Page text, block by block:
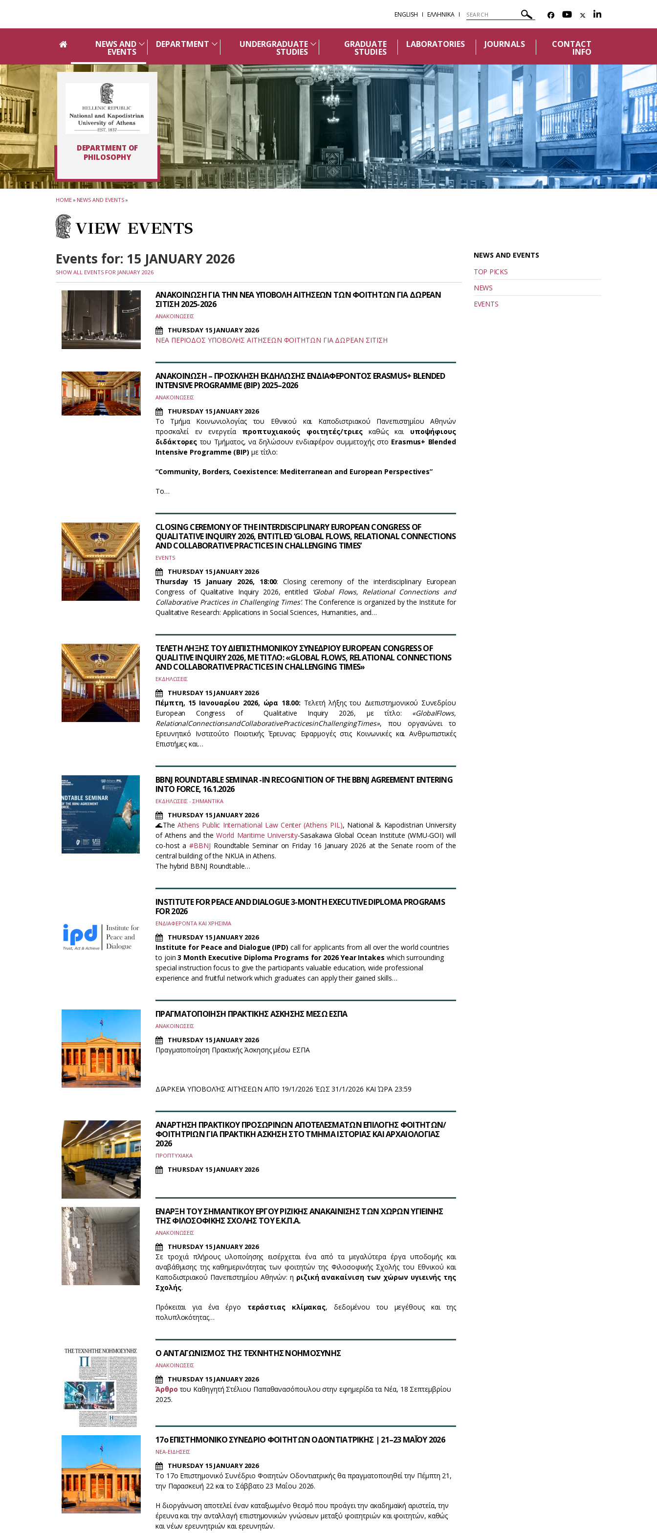
ENGLISH ΕΛΛΗΝΙΚΑ
NEWS AND
EVENTS
DEPARTMENT UNDERGRADUATE
STUDIES
GRADUATE
STUDIES
LABORATORIES JOURNALS CONTACT
INFO
DEPARTMENT OF
PHILOSOPHY
HOME» NEWS AND EVENTS»
VIEW EVENTS
Events for: 15 JANUARY 2026
SHOW ALL EVENTS FOR JANUARY 2026
ΑΝΑΚΟΙΝΩΣΗ ΓΙΑ ΤΗΝ ΝΕΑ ΥΠΟΒΟΛΗ ΑΙΤΗΣΕΩΝ ΤΩΝ ΦΟΙΤΗΤΩΝ ΓΙΑ ΔΩΡΕΑΝ
ΣΙΤΙΣΗ 2025-2026
ΑΝΑΚΟΙΝΩΣΕΙΣ
THURSDAY 15 JANUARY 2026
ΝΕΑ ΠΕΡΙΟΔΟΣ ΥΠΟΒΟΛΗΣ ΑΙΤΗΣΕΩΝ ΦΟΙΤΗΤΩΝ ΓΙΑ ΔΩΡΕΑΝ ΣΙΤΙΣΗ
ΑΝΑΚΟΙΝΩΣΗ – ΠΡΟΣΚΛΗΣΗ ΕΚΔΗΛΩΣΗΣ ΕΝΔΙΑΦΕΡΟΝΤΟΣ ERASMUS+ BLENDED
INTENSIVE PROGRAMME (BIP) 2025–2026
ΑΝΑΚΟΙΝΩΣΕΙΣ
THURSDAY 15 JANUARY 2026
Το Τμήμα Κοινωνιολογίας του Εθνικού και Καποδιστριακού Πανεπιστημίου Αθηνών
προσκαλεί εν ενεργεία προπτυχιακούς φοιτητές/τριεςκαθώς και υποψήφιους
διδάκτορεςτου Τμήματος, να δηλώσουν ενδιαφέρον συμμετοχής στο Erasmus+ Blended
Intensive Programme (BIP) με τίτλο:
“Community, Borders, Coexistence: Mediterranean and European Perspectives”
Το…
CLOSING CEREMONY OF THE INTERDISCIPLINARY EUROPEAN CONGRESS OF
QUALITATIVE INQUIRY 2026, ENTITLED ‘GLOBAL FLOWS, RELATIONAL CONNECTIONS
AND COLLABORATIVE PRACTICES IN CHALLENGING TIMES’
EVENTS
THURSDAY 15 JANUARY 2026
Thursday 15 January 2026, 18:00: Closing ceremony of the interdisciplinary European
Congress of Qualitative Inquiry 2026, entitled
‘Global Flows, Relational Connections and
Collaborative Practices in Challenging Times’. The Conference is organized by the Institute for
Qualitative Research: Applications in Social Sciences, Humanities, and…
ΤΕΛΕΤΗ ΛΗΞΗΣ ΤΟΥ ΔΙΕΠΙΣΤΗΜΟΝΙΚΟΥ ΣΥΝΕΔΡΙΟΥ EUROPEAN CONGRESS OF
QUALITIVE INQUIRY 2026, ΜΕ ΤΙΤΛΟ: «GLOBAL FLOWS, RELATIONAL CONNECTIONS
AND COLLABORATIVE PRACTICES IN CHALLENGING TIMES»
ΕΚΔΗΛΩΣΕΙΣ
THURSDAY 15 JANUARY 2026
Πέμπτη, 15 Ιανουαρίου 2026, ώρα 18.00: Τελετή λήξης του Διεπιστημονικού Συνεδρίου
European Congress of Qualitative Inquiry 2026, με τίτλο: «GlobalFlows,
RelationalConnectionsandCollaborativePracticesinChallengingTimes», που οργανώνει το
Ερευνητικό Ινστιτούτο Ποιοτικής Έρευνας: Εφαρμογές στις Κοινωνικές και Ανθρωπιστικές
Επιστήμες και…
BBNJ ROUNDTABLE SEMINAR -IN RECOGNITION OF THE BBNJ AGREEMENT ENTERING
INTO FORCE, 16.1.2026
ΕΚΔΗΛΩΣΕΙΣ - ΣΗΜΑΝΤΙΚΑ
THURSDAY 15 JANUARY 2026
🌊TheAthens Public International Law Center (Athens PIL), National & Kapodistrian University
of Athens and the World Maritime University-Sasakawa Global Ocean Institute (WMU-GOI) will
co-host a#BBNJ Roundtable Seminar on Friday 16 January 2026 at the Senate room of the
central building of the NKUA in Athens.
The hybrid BBNJ Roundtable…
INSTITUTE FOR PEACE AND DIALOGUE 3-MONTH EXECUTIVE DIPLOMA PROGRAMS
FOR 2026
ΕΝΔΙΑΦΕΡΟΝΤΑ ΚΑΙ ΧΡΗΣΙΜΑ
THURSDAY 15 JANUARY 2026
Institute for Peace and Dialogue (IPD) call for applicants from all over the world countries
to join3 Month Executive Diploma Programs for 2026 Year Intakes which surrounding
special instruction focus to give the participants valuable education, wide professional
experience and fruitful network which graduates can apply their gained skills…
ΠΡΑΓΜΑΤΟΠΟΙΗΣΗ ΠΡΑΚΤΙΚΗΣ ΑΣΚΗΣΗΣ ΜΕΣΩ ΕΣΠΑ
ΑΝΑΚΟΙΝΩΣΕΙΣ
THURSDAY 15 JANUARY 2026
Πραγματοποίηση Πρακτικής Άσκησης μέσω ΕΣΠΑ
ΔΙΆΡΚΕΙΑ ΥΠΟΒΟΛΉΣ ΑΙΤΉΣΕΩΝ ΑΠΌ 19/1/2026 ΈΩΣ 31/1/2026 ΚΑΙ ΏΡΑ 23:59
ΑΝΑΡΤΗΣΗ ΠΡΑΚΤΙΚΟΥ ΠΡΟΣΩΡΙΝΩΝ ΑΠΟΤΕΛΕΣΜΑΤΩΝ ΕΠΙΛΟΓΗΣ ΦΟΙΤΗΤΩΝ/
ΦΟΙΤΗΤΡΙΩΝ ΓΙΑ ΠΡΑΚΤΙΚΗ ΑΣΚΗΣΗ ΣΤΟ ΤΜΗΜΑ ΙΣΤΟΡΙΑΣ ΚΑΙ ΑΡΧΑΙΟΛΟΓΙΑΣ
2026
ΠΡΟΠΤΥΧΙΑΚΑ
THURSDAY 15 JANUARY 2026
ΕΝΑΡΞΗ ΤΟΥ ΣΗΜΑΝΤΙΚΟΥ ΕΡΓΟΥ ΡΙΖΙΚΗΣ ΑΝΑΚΑΙΝΙΣΗΣ ΤΩΝ ΧΩΡΩΝ ΥΓΙΕΙΝΗΣ
ΤΗΣ ΦΙΛΟΣΟΦΙΚΗΣ ΣΧΟΛΗΣ ΤΟΥ Ε.Κ.Π.Α.
ΑΝΑΚΟΙΝΩΣΕΙΣ
THURSDAY 15 JANUARY 2026
Σε τροχιά πλήρους υλοποίησης εισέρχεται ένα από τα μεγαλύτερα έργα υποδομής και
αναβάθμισης της καθημερινότητας των φοιτητών της Φιλοσοφικής Σχολής του Εθνικού και
Καποδιστριακού Πανεπιστημίου Αθηνών: η ριζική ανακαίνιση των χώρων υγιεινής της
Σχολής.
Πρόκειται για ένα έργο τεράστιας κλίμακας, δεδομένου του μεγέθους και της
πολυπλοκότητας…
Ο ΑΝΤΑΓΩΝΙΣΜΟΣ ΤΗΣ ΤΕΧΝΗΤΗΣ ΝΟΗΜΟΣΥΝΗΣ
ΑΝΑΚΟΙΝΩΣΕΙΣ
THURSDAY 15 JANUARY 2026
Άρθρο του Καθηγητή Στέλιου Παπαθανασόπουλου στην εφημερίδα τα Νέα, 18 Σεπτεμβρίου
2025.
17ο ΕΠΙΣΤΗΜΟΝΙΚΟ ΣΥΝΕΔΡΙΟ ΦΟΙΤΗΤΩΝ ΟΔΟΝΤΙΑΤΡΙΚΗΣ | 21–23 ΜΑΪ́ΟΥ 2026
ΝΕΑ-ΕΙΔΗΣΕΙΣ
THURSDAY 15 JANUARY 2026
Το 17ο Επιστημονικό Συνέδριο Φοιτητών Οδοντιατρικής θα πραγματοποιηθεί την Πέμπτη 21,
την Παρασκευή 22 και το Σάββατο 23 Μαΐου 2026.
Η διοργάνωση αποτελεί έναν καταξιωμένο θεσμό που προάγει την ακαδημαϊκή αριστεία, την
έρευνα και την ανταλλαγή επιστημονικών γνώσεων μεταξύ φοιτητριών και φοιτητών, καθώς
και νέων ερευνητριών και ερευνητών.
NEWS AND EVENTS
TOP PICKS
NEWS
EVENTS